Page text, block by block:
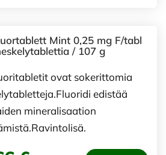
Mint 0,25 mg F/tabl
/ 107 g
ovat sokerittomia
edistää
mineralisaation